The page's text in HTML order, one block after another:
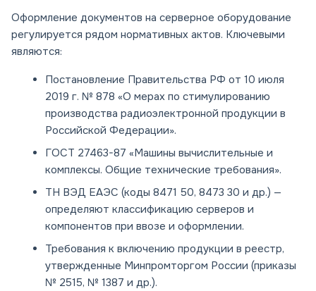
Оформление документов на серверное оборудование
регулируется рядом нормативных актов. Ключевыми
являются:
Постановление Правительства РФ от 10 июля
2019 г. № 878 «О мерах по стимулированию
производства радиоэлектронной продукции в
Российской Федерации».
ГОСТ 27463-87 «Машины вычислительные и
комплексы. Общие технические требования».
ТН ВЭД ЕАЭС (коды 8471 50, 8473 30 и др.) —
определяют классификацию серверов и
компонентов при ввозе и оформлении.
Требования к включению продукции в реестр,
утвержденные Минпромторгом России (приказы
№ 2515, № 1387 и др.).